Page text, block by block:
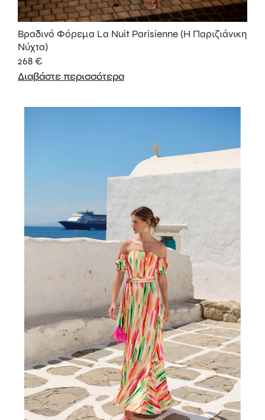
Βραδινό Φόρεμα La Nuit Parisienne (Η Παριζιάνικη
Νύχτα)
268€
Διαβάστε περισσότερα